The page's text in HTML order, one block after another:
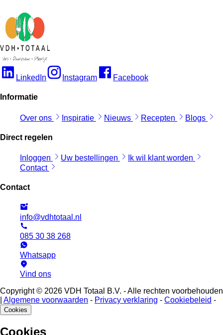
LinkedIn Instagram Facebook
Informatie
Over ons Inspiratie Nieuws Recepten Blogs
Direct regelen
Inloggen Uw bestellingen
Ik wil klant worden
Contact
Contact
info@vdhtotaal.nl
085 30 38 268
Whatsapp
Vind ons
Copyright © 2026 VDH Totaal B.V. - Alle rechten voorbehouden
Algemene voorwaarden - Privacy verklaring - Cookiebeleid -
Cookies
Cookies